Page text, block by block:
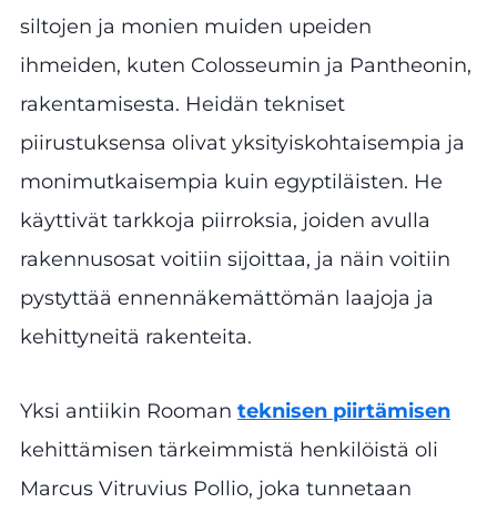
siltojen ja monien muiden upeiden
ihmeiden, kuten Colosseumin ja Pantheonin,
rakentamisesta. Heidän tekniset
piirustuksensa olivat yksityiskohtaisempia ja
monimutkaisempia kuin egyptiläisten. He
käyttivät tarkkoja piirroksia, joiden avulla
rakennusosat voitiin sijoittaa, ja näin voitiin
pystyttää ennennäkemättömän laajoja ja
kehittyneitä rakenteita.
Yksi antiikin Rooman teknisen piirtämisen
kehittämisen tärkeimmistä henkilöistä oli
Marcus Vitruvius Pollio, joka tunnetaan